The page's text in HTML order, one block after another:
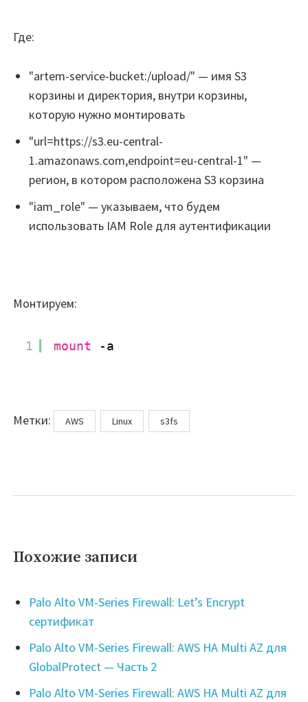
Где:
"artem-service-bucket:/upload/" — имя S3
корзины и директория, внутри корзины,
которую нужно монтировать
"url=https://s3.eu-central-
1.amazonaws.com,endpoint=eu-central-1" —
регион, в котором расположена S3 корзина
"iam_role" — указываем, что будем
использовать IAM Role для аутентификации
Монтируем:
1 mount -a
Метки: Метки
AWS Linux s3fs
Похожие записи
Palo Alto VM-Series Firewall: Let’s Encrypt
сертификат
Palo Alto VM-Series Firewall: AWS HA Multi AZ для
GlobalProtect — Часть 2
Palo Alto VM-Series Firewall: AWS HA Multi AZ для